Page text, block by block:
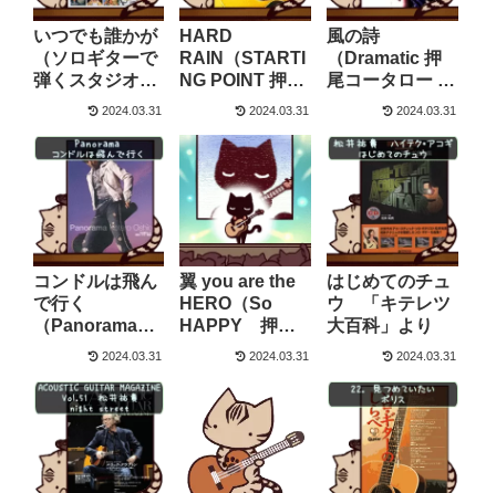
いつでも誰かが
（ソロギターで
弾くスタジオジ
ブリ作品集）
2024.03.31
HARD
RAIN（STARTI
NG POINT 押尾
コータロー スコ
2024.03.31
風の詩
（Dramatic 押
尾コータロー ス
2024.03.31
コンドルは飛ん
で行く
（Panorama
押尾コータロ
2024.03.31
翼 you are the
HERO（So
HAPPY 押尾
コータロー ス
2024.03.31
はじめてのチュ
ウ 「キテレツ
大百科」より
2024.03.31